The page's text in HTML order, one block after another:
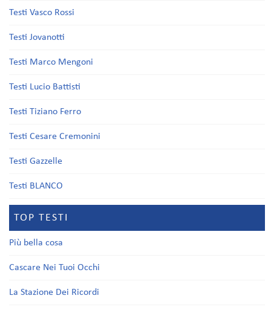
Testi Vasco Rossi
Testi Jovanotti
Testi Marco Mengoni
Testi Lucio Battisti
Testi Tiziano Ferro
Testi Cesare Cremonini
Testi Gazzelle
Testi BLANCO
TOP TESTI
Più bella cosa
Cascare Nei Tuoi Occhi
La Stazione Dei Ricordi